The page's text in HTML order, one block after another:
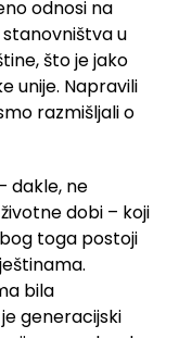
odnosi na
u
što je jako
unije. Napravili
razmišljali o
dakle, ne
dobi – koji
toga postoji
bila
generacijski